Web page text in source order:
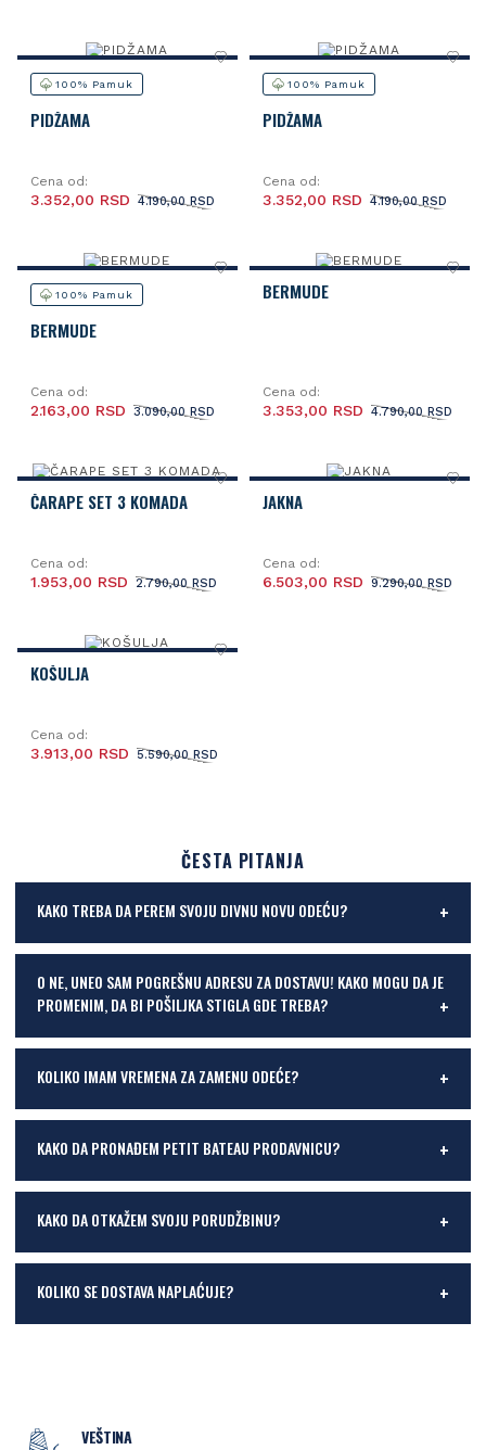
100% Pamuk
PIDŽAMA
Cena od:
4.190,00 RSD
3.352,00 RSD
100% Pamuk
PIDŽAMA
Cena od:
4.190,00 RSD
3.352,00 RSD
100% Pamuk
BERMUDE
Cena od:
3.090,00 RSD
2.163,00 RSD
BERMUDE
Cena od:
4.790,00 RSD
3.353,00 RSD
ČARAPE SET 3 KOMADA
Cena od:
2.790,00 RSD
1.953,00 RSD
JAKNA
Cena od:
9.290,00 RSD
6.503,00 RSD
KOŠULJA
Cena od:
5.590,00 RSD
3.913,00 RSD
ČESTA PITANJA
KAKO TREBA DA PEREM SVOJU DIVNU NOVU ODEĆU?
O NE, UNEO SAM POGREŠNU ADRESU ZA DOSTAVU! KAKO MOGU DA JE
PROMENIM, DA BI POŠILJKA STIGLA GDE TREBA?
KOLIKO IMAM VREMENA ZA ZAMENU ODEĆE?
KAKO DA PRONAĐEM PETIT BATEAU PRODAVNICU?
KAKO DA OTKAŽEM SVOJU PORUDŽBINU?
KOLIKO SE DOSTAVA NAPLAĆUJE?
VEŠTINA